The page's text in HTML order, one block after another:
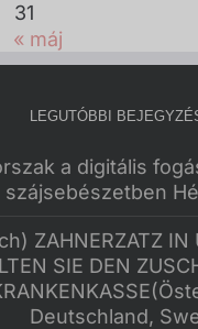
31
« máj
LEGUTÓBBI
a digitális
szájsebészetben
ZAHNERZATZ IN
SIE DEN
Deutschland,